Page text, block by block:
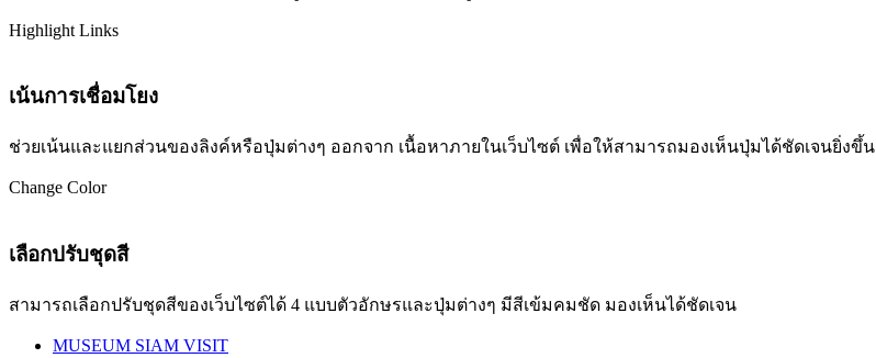
Highlight Links
เน้นการเชื่อมโยง
ช่วยเน้นและแยกส่วนของลิงค์หรือปุ่มต่างๆ ออกจาก เนื้อหาภายในเว็บไซต์ เพื่อให้สามารถมองเห็นปุ่มได้ชัดเจนยิ่งขึ้น
Change Color
เลือกปรับชุดสี
สามารถเลือกปรับชุดสีของเว็บไซต์ได้ 4 แบบตัวอักษรและปุ่มต่างๆ มีสีเข้มคมชัด มองเห็นได้ชัดเจน
MUSEUM SIAM VISIT